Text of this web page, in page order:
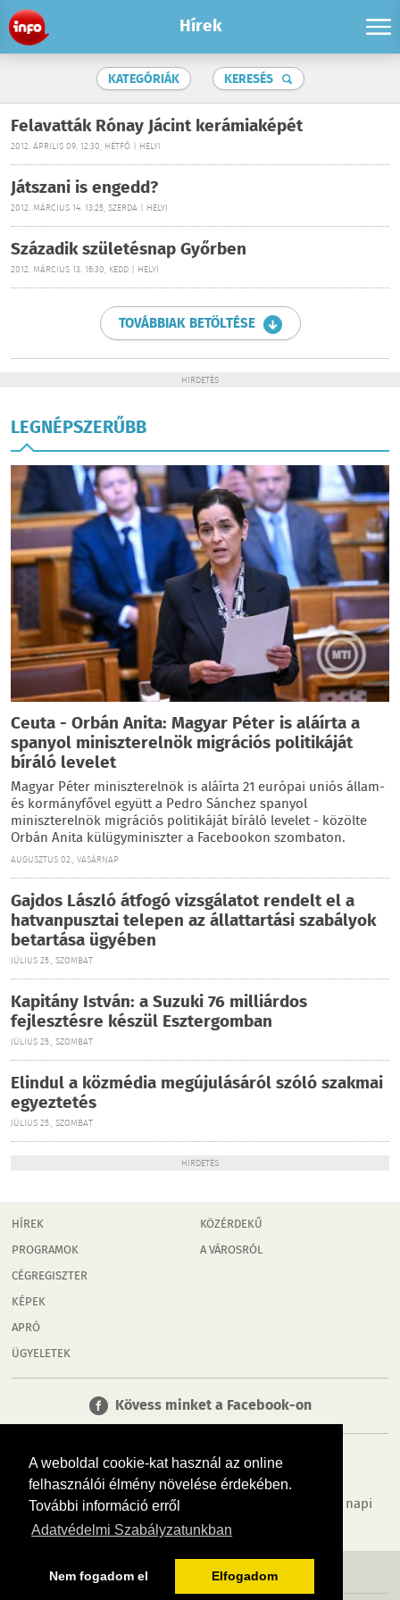
A weboldal cookie-kat használ az online
felhasználói élmény növelése érdekében.
További információ erről
Adatvédelmi Szabályzatunkban
Nem fogadom el Elfogadom
Hírek
KATEGÓRIÁK KERESÉS
Felavatták Rónay Jácint kerámiaképét
2012. ÁPRILIS 09. 12:30, HÉTFŐ | HELYI
Játszani is engedd?
2012. MÁRCIUS 14. 13:25, SZERDA | HELYI
Századik születésnap Győrben
2012. MÁRCIUS 13. 16:30, KEDD | HELYI
TOVÁBBIAK BETÖLTÉSE
HIRDETÉS
LEGNÉPSZERŰBB
Ceuta - Orbán Anita: Magyar Péter is aláírta a
spanyol miniszterelnök migrációs politikáját
bíráló levelet
Magyar Péter miniszterelnök is aláírta 21 európai uniós állam-
és kormányfővel együtt a Pedro Sánchez spanyol
miniszterelnök migrációs politikáját bíráló levelet - közölte
Orbán Anita külügyminiszter a Facebookon szombaton.
AUGUSZTUS 02., VASÁRNAP
Gajdos László átfogó vizsgálatot rendelt el a
hatvanpusztai telepen az állattartási szabályok
betartása ügyében
JÚLIUS 25., SZOMBAT
Kapitány István: a Suzuki 76 milliárdos
fejlesztésre készül Esztergomban
JÚLIUS 25., SZOMBAT
Elindul a közmédia megújulásáról szóló szakmai
egyeztetés
JÚLIUS 25., SZOMBAT
HIRDETÉS
HÍREK
PROGRAMOK
CÉGREGISZTER
KÉPEK
APRÓ
ÜGYELETEK
KÖZÉRDEKŰ
A VÁROSRÓL
Kövess minket a Facebook-on
Tudj meg többet városodról! Hírek, programok, képek, napi
menü, cégek…. és minden, ami Győr
MÉDIAAJÁNLÓ ADATVÉDELEM IMPRESSZUM RÓLUNK